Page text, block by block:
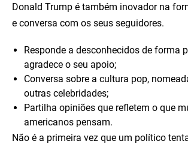
Donald Trump é também inovador na
e conversa com os seus seguidores.
Responde a desconhecidos de forma
agradece o seu apoio;
Conversa sobre a cultura pop,
outras celebridades;
Partilha opiniões que refletem o que
americanos pensam.
Não é a primeira vez que um político